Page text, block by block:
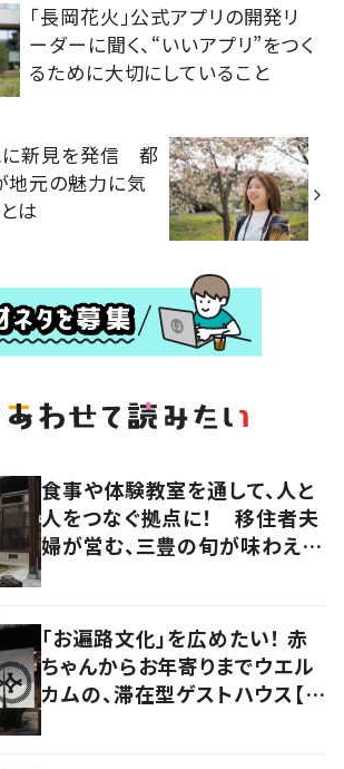
「長岡花火」公式アプリの開発リ
ーダーに聞く、“いいアプリ”をつく
るために大切にしていること
に新見を発信 都
地元の魅力に気
は
食事や体験教室を通して、人と
人をつなぐ拠点に！ 移住者夫
婦が営む、三豊の旬が味わえる
「お遍路文化」を広めたい！ 赤
ちゃんからお年寄りまでウエル
カムの、滞在型ゲストハウス【暮